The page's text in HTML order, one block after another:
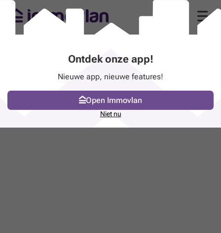
Ontdek onze app!
Nieuwe app, nieuwe features!
Open Immovlan
Niet nu